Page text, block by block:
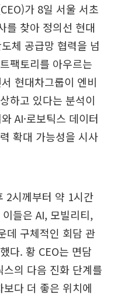
가 8일 서울 서초
를 찾아 정의선 현대
체 공급망 협력을 넘
팩토리를 아우르는
현대차그룹이 엔비
하고 있다는 분석이
AI·로보틱스 데이터
확대 가능성을 시사
2시께부터 약 1시간
들은 AI, 모빌리티,
데 구체적인 회담 관
다. 황 CEO는 면담
의 다음 진화 단계를
다 더 좋은 위치에